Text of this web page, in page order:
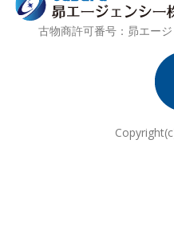
古物商許可番号：昴エー